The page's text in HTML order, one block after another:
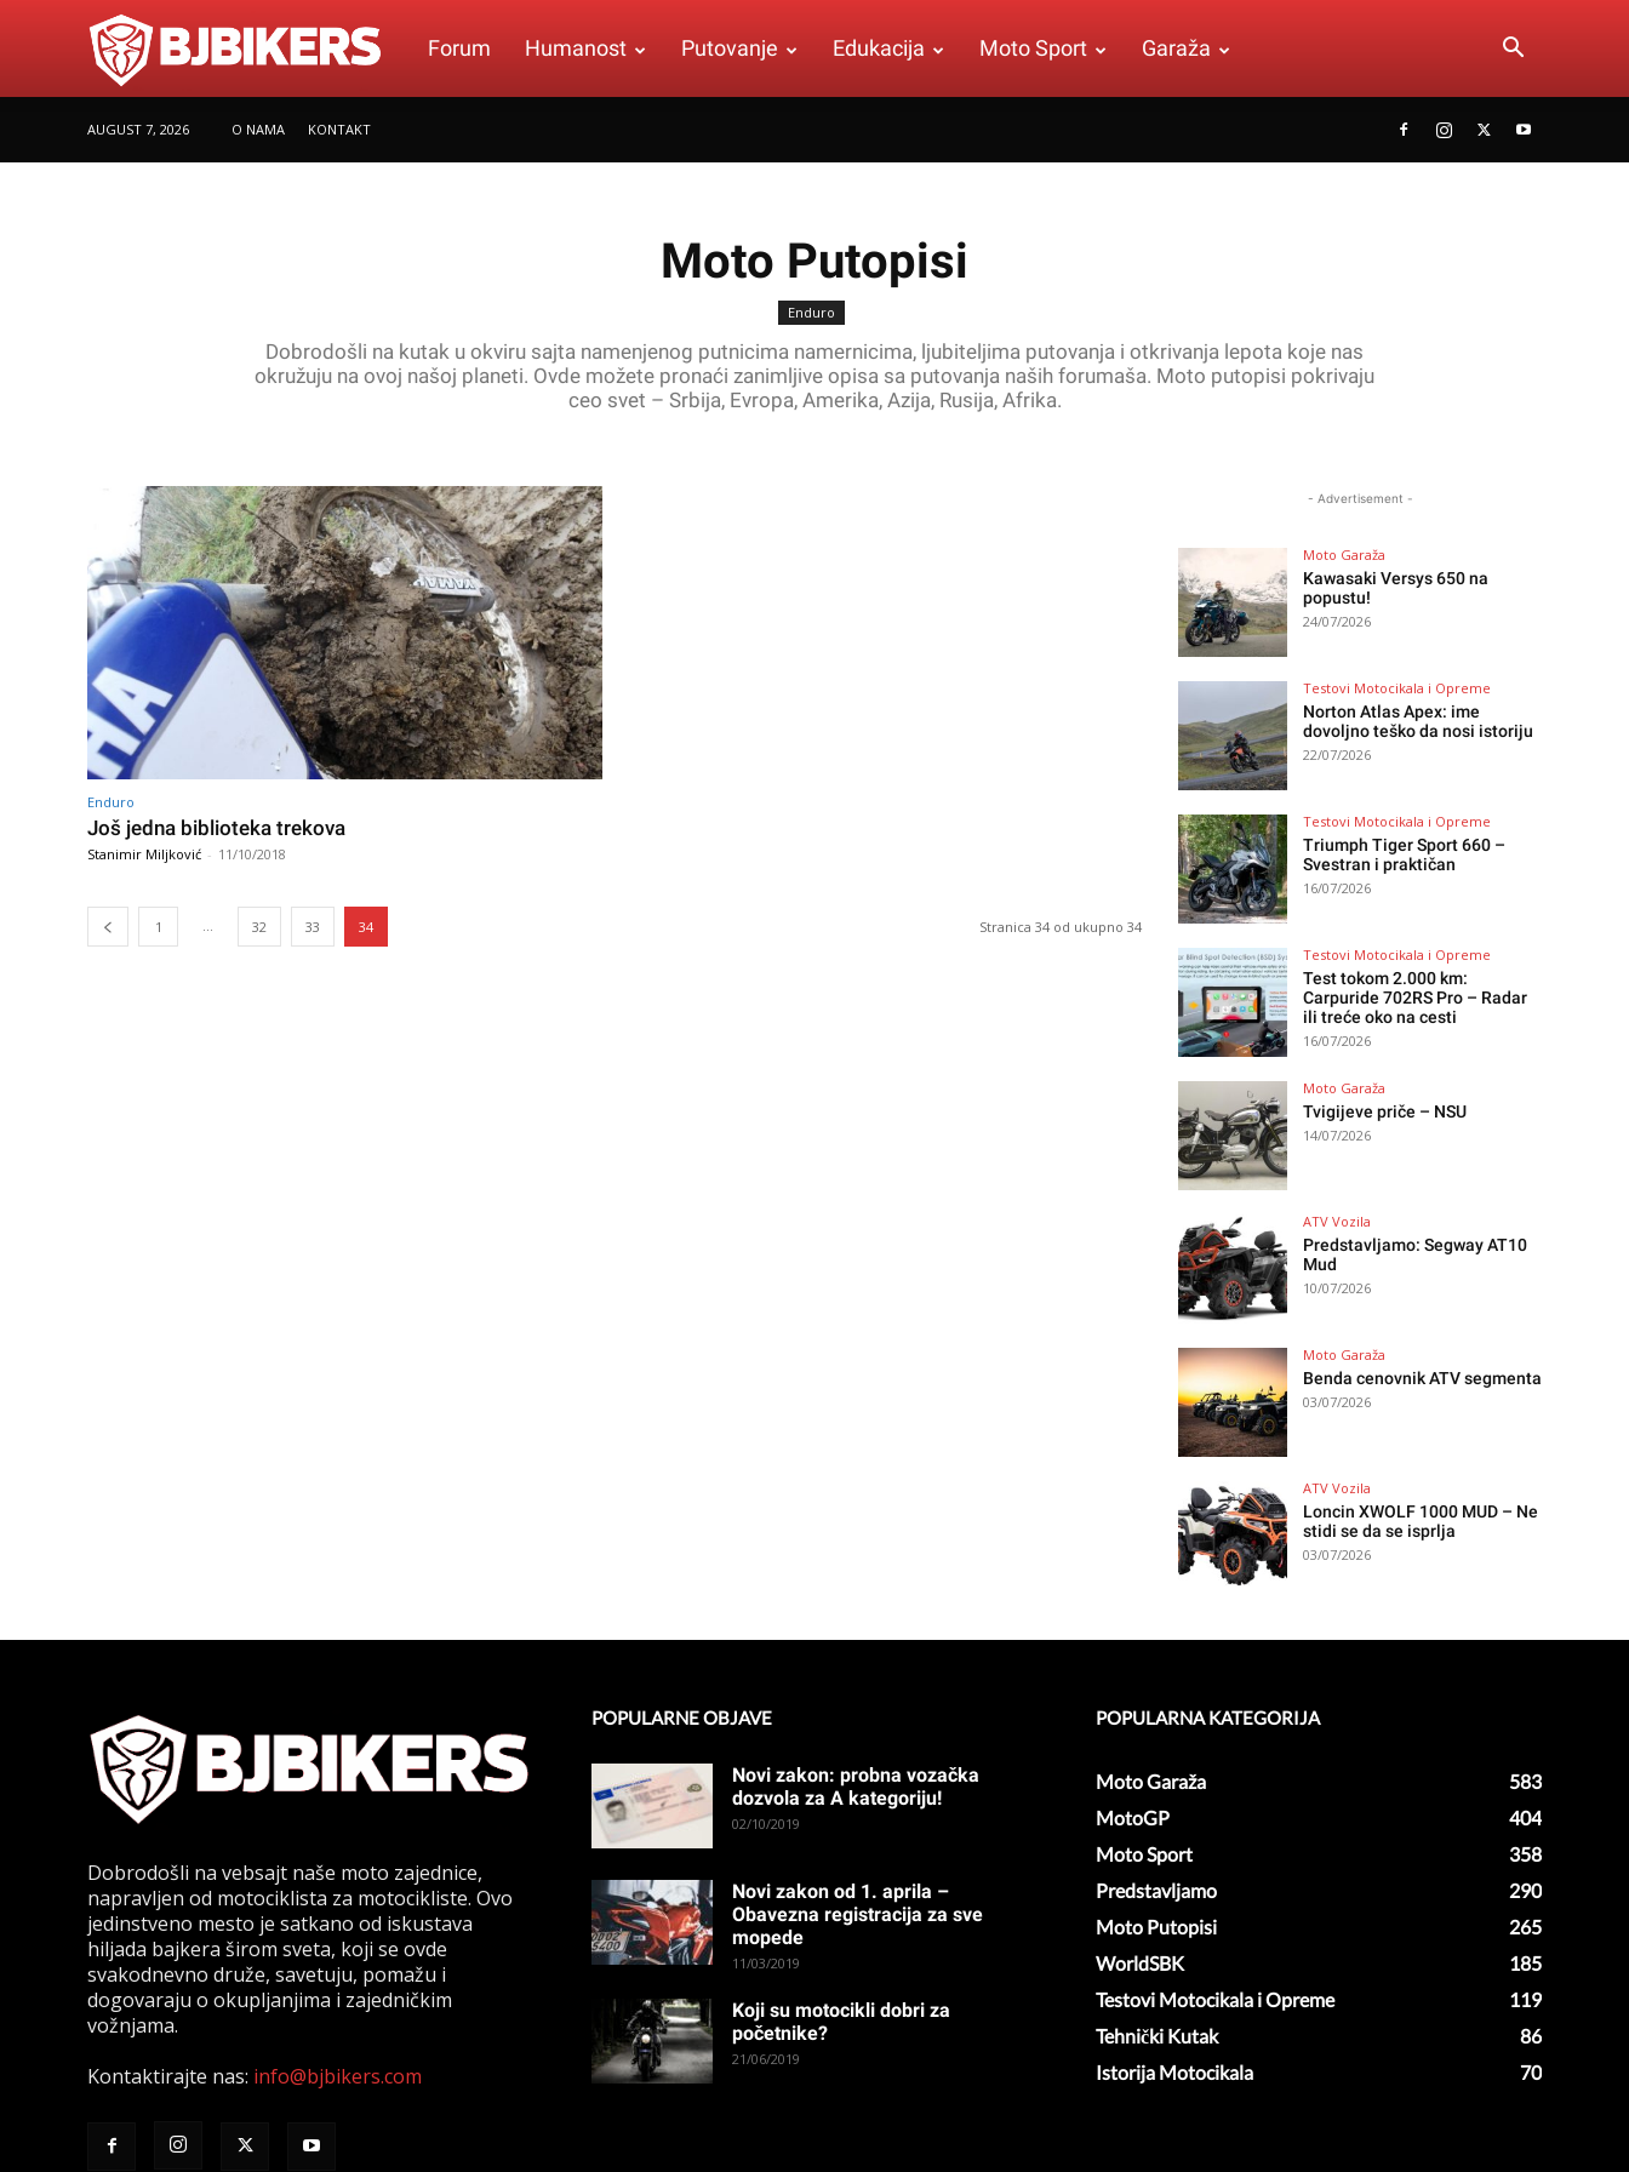
BJBikers.com
Forum Humanost Putovanje Edukacija Moto Sport Garaža
AUGUST 7, 2026 O NAMA KONTAKT
Moto Putopisi
Enduro
Dobrodošli na kutak u okviru sajta namenjenog putnicima namernicima, ljubiteljima putovanja i otkrivanja lepota koje nas
okružuju na ovoj našoj planeti. Ovde možete pronaći zanimljive opisa sa putovanja naših forumaša. Moto putopisi pokrivaju
ceo svet – Srbija, Evropa, Amerika, Azija, Rusija, Afrika.
Enduro
Još jedna biblioteka trekova
Stanimir Miljković - 11/10/2018
1 ... 32 33 34 Stranica 34 od ukupno 34
- Advertisement -
Moto Garaža
Kawasaki Versys 650 na
popustu!
24/07/2026
Testovi Motocikala i Opreme
Norton Atlas Apex: ime
dovoljno teško da nosi istoriju
22/07/2026
Testovi Motocikala i Opreme
Triumph Tiger Sport 660 –
Svestran i praktičan
16/07/2026
Testovi Motocikala i Opreme
Test tokom 2.000 km:
Carpuride 702RS Pro – Radar
ili treće oko na cesti
16/07/2026
Moto Garaža
Tvigijeve priče – NSU
14/07/2026
ATV Vozila
Predstavljamo: Segway AT10
Mud
10/07/2026
Moto Garaža
Benda cenovnik ATV segmenta
03/07/2026
ATV Vozila
Loncin XWOLF 1000 MUD – Ne
stidi se da se isprlja
03/07/2026
Dobrodošli na vebsajt naše moto zajednice,
napravljen od motociklista za motocikliste. Ovo
jedinstveno mesto je satkano od iskustava
hiljada bajkera širom sveta, koji se ovde
svakodnevno druže, savetuju, pomažu i
dogovaraju o okupljanjima i zajedničkim
vožnjama.
Kontaktirajte nas: info@bjbikers.com
POPULARNE OBJAVE
Novi zakon: probna vozačka
dozvola za A kategoriju!
02/10/2019
Novi zakon od 1. aprila –
Obavezna registracija za sve
mopede
11/03/2019
Koji su motocikli dobri za
početnike?
21/06/2019
POPULARNA KATEGORIJA
Moto Garaža
583
MotoGP
404
Moto Sport
358
Predstavljamo
290
Moto Putopisi
265
WorldSBK
185
Testovi Motocikala i Opreme
119
Tehnički Kutak
86
Istorija Motocikala
70